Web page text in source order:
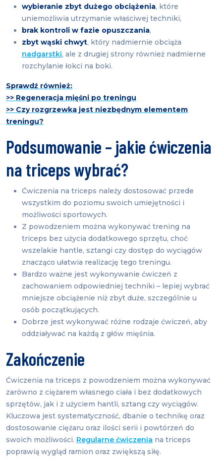
wybieranie zbyt dużego obciążenia, które
uniemożliwia utrzymanie właściwej techniki,
brak kontroli w fazie opuszczania,
zbyt wąski chwyt, który nadmiernie obciąża
nadgarstki, ale z drugiej strony również nadmierne
rozchylanie łokci na boki.
Sprawdź również:
>> Regeneracja mięśni po treningu
>> Czy rozgrzewka jest niezbędnym elementem
treningu?
Podsumowanie – jakie ćwiczenia
na triceps wybrać?
Ćwiczenia na triceps należy dostosować przede
wszystkim do poziomu swoich umiejętności i
możliwości sportowych.
Z powodzeniem można wykonywać trening na
triceps bez użycia dodatkowego sprzętu, choć
wszelakie hantle, sztangi czy dostęp do wyciągów
znacząco ułatwia realizację tego treningu.
Bardzo ważne jest wykonywanie ćwiczeń z
zachowaniem odpowiedniej techniki – lepiej wybrać
mniejsze obciążenie niż zbyt duże, szczególnie u
osób początkujących.
Dobrze jest wykonywać różne rodzaje ćwiczeń, aby
oddziaływać na każdą z głów mięśnia.
Zakończenie
Ćwiczenia na triceps z powodzeniem można wykonywać
zarówno z ciężarem własnego ciała i bez dodatkowych
sprzętów, jak i z użyciem hantli, sztang czy wyciągów.
Kluczowa jest systematyczność, dbanie o technikę oraz
dostosowanie ciężaru oraz ilości serii i powtórzeń do
swoich możliwości. Regularne ćwiczenia na triceps
poprawią wygląd ramion oraz zwiększą siłę.